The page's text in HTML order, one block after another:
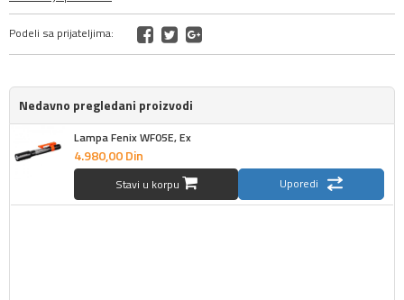
Podeli sa prijateljima:
Nedavno pregledani proizvodi
Lampa Fenix WF05E, Ex
4.980,00Din
Stavi u korpu Uporedi